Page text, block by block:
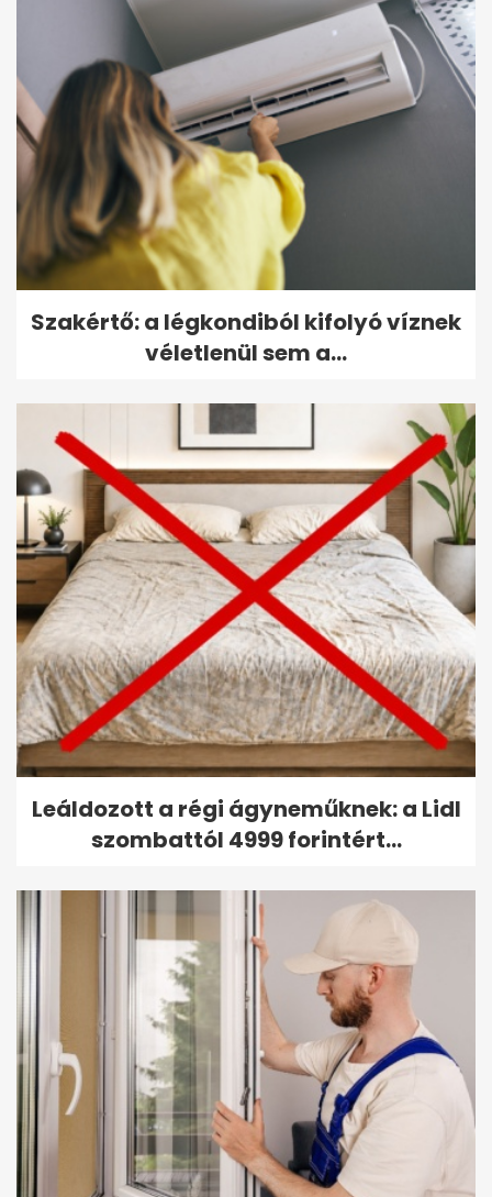
Szakértő: a légkondiból kifolyó víznek
véletlenül sem a...
Leáldozott a régi ágyneműknek: a Lidl
szombattól 4999 forintért...